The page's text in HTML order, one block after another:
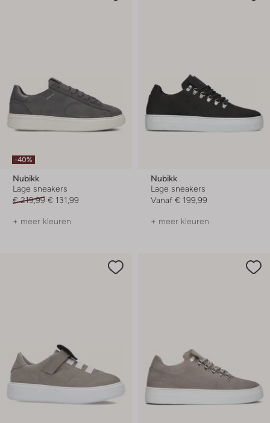
-40%
Nubikk
Lage sneakers
€ 219,99 € 131,99
+ meer kleuren
Nubikk
Lage sneakers
Vanaf € 199,99
+ meer kleuren